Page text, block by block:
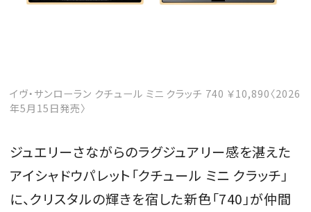
イヴ・サンローラン クチュール ミニ クラッチ 740 ￥10,890〈2026
年5月15日発売〉
ジュエリーさながらのラグジュアリー感を湛えた
アイシャドウパレット「クチュール ミニ クラッチ」
に、クリスタルの輝きを宿した新色「740」が仲間